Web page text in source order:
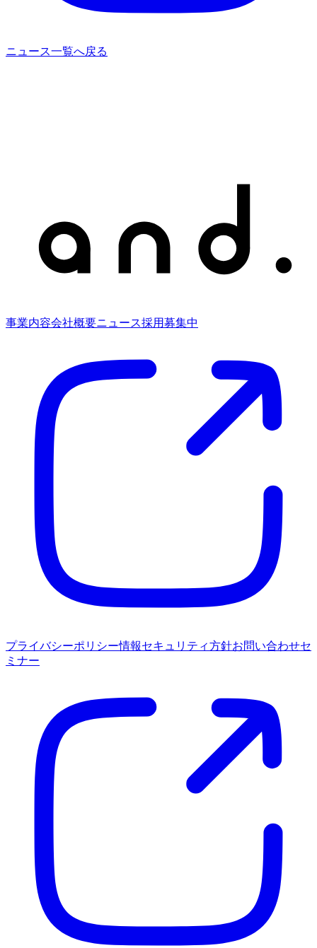
ニュース一覧へ戻る
事業内容会社概要ニュース採用募集中
プライバシーポリシー情報セキュリティ方針お問い合わせセ
ミナー